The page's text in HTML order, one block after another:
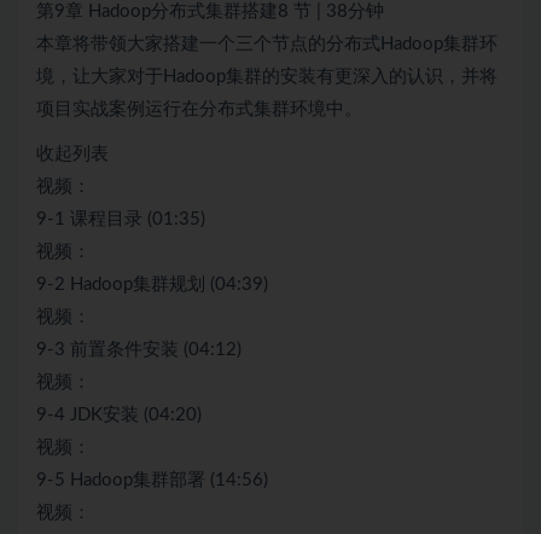
第9章 Hadoop分布式集群搭建8 节 | 38分钟
本章将带领大家搭建一个三个节点的分布式Hadoop集群环
境，让大家对于Hadoop集群的安装有更深入的认识，并将
项目实战案例运行在分布式集群环境中。
收起列表
视频：
9-1 课程目录 (01:35)
视频：
9-2 Hadoop集群规划 (04:39)
视频：
9-3 前置条件安装 (04:12)
视频：
9-4 JDK安装 (04:20)
视频：
9-5 Hadoop集群部署 (14:56)
视频：